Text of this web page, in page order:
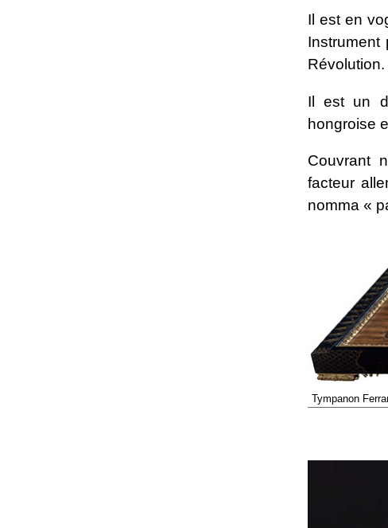
Il est en
Instrument
Révolution.
Il est un
hongroise
Couvrant
facteur
nomma «
Tympanon